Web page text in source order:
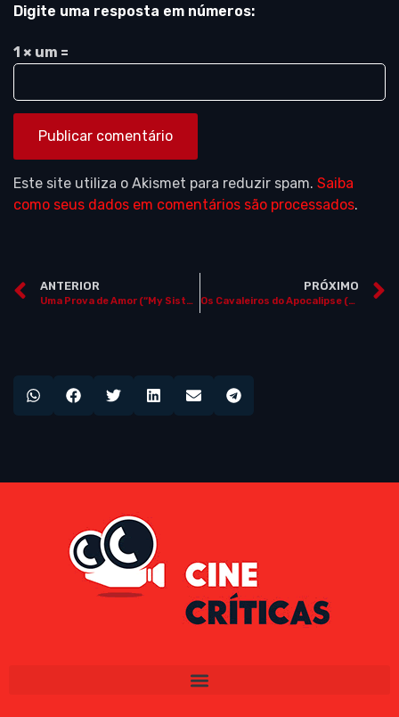
Digite uma resposta em números:
1 × um =
Este site utiliza o Akismet para reduzir spam. Saiba
como seus dados em comentários são processados.
ANTERIOR
Uma Prova de Amor (“My Sister’s Keeper”, EUA, 2009) ***NOS CINEMAS***
PRÓXIMO
Os Cavaleiros do Apocalipse (“The Horsemen”, EUA, 2009)